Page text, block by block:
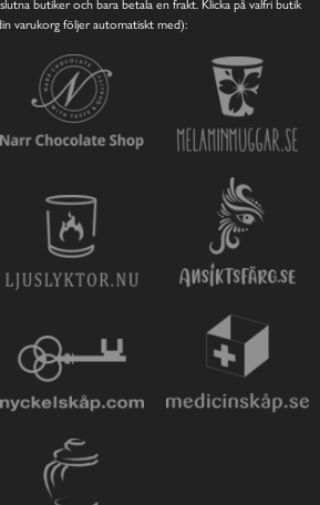
butiker och bara betala en frakt. Klicka på valfri butik
varukorg följer automatiskt med):